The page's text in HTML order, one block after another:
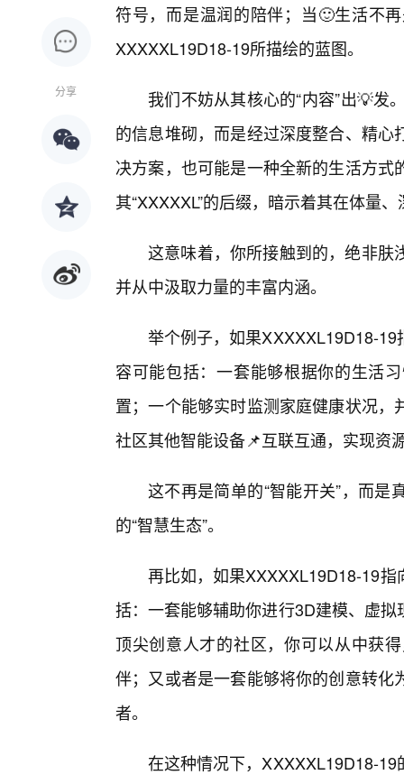
分享
符号，而是温润的陪伴；当🙂生活不
XXXXXL19D18-19所描绘的蓝图。
我们不妨从其核心的“内容”出💡发
的信息堆砌，而是经过深度整合、精
决方案，也可能是一种全新的生活方
其“XXXXXL”的后缀，暗示着其在体量
这意味着，你所接触到的，绝非肤
并从中汲取力量的丰富内涵。
举个例子，如果XXXXXL19D18-
容可能包括：一套能够根据你的生活
置；一个能够实时监测家庭健康状况
社区其他智能设备📌互联互通，实现资
这不再是简单的“智能开关”，而
的“智慧生态”。
再比如，如果XXXXXL19D18-19
括：一套能够辅助你进行3D建模、虚
顶尖创意人才的社区，你可以从中获
伴；又或者是一套能够将你的创意转
者。
在这种情况下，XXXXXL19D18-